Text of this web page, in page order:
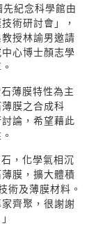
先紀念科學館由
術研討會」，
授林諭男邀請
心博士顏志學
薄膜特性為主
膜之合成科
論，希望藉此
，化學氣相沉
膜，擴大體積
術及薄膜材料。
齊聚，很謝謝